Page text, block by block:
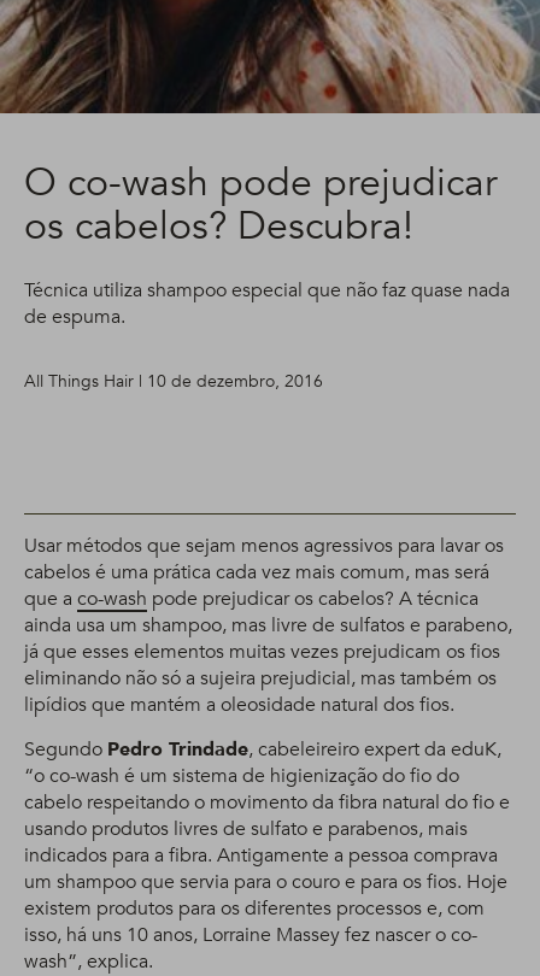
O co-wash pode prejudicar
os cabelos? Descubra!
Técnica utiliza shampoo especial que não faz quase nada
de espuma.
All Things Hair | 10 de dezembro, 2016
Usar métodos que sejam menos agressivos para lavar os
cabelos é uma prática cada vez mais comum, mas será
que a co-wash pode prejudicar os cabelos? A técnica
ainda usa um shampoo, mas livre de sulfatos e parabeno,
já que esses elementos muitas vezes prejudicam os fios
eliminando não só a sujeira prejudicial, mas também os
lipídios que mantém a oleosidade natural dos fios.
Segundo Pedro Trindade, cabeleireiro expert da eduK,
“o co-wash é um sistema de higienização do fio do
cabelo respeitando o movimento da fibra natural do fio e
usando produtos livres de sulfato e parabenos, mais
indicados para a fibra. Antigamente a pessoa comprava
um shampoo que servia para o couro e para os fios. Hoje
existem produtos para os diferentes processos e, com
isso, há uns 10 anos, Lorraine Massey fez nascer o co-
wash”, explica.